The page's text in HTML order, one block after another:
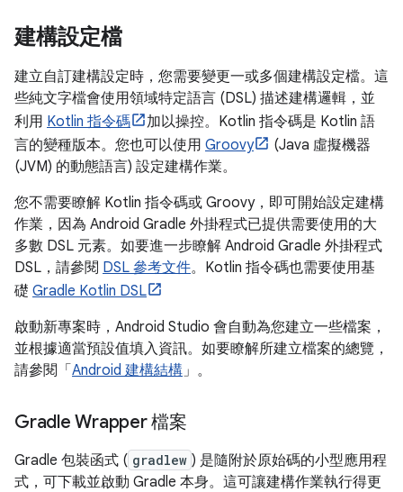
建構設定檔
建立自訂建構設定時，您需要變更一或多個建構設定檔。這
些純文字檔會使用領域特定語言 (DSL) 描述建構邏輯，並
利用 Kotlin 指令碼
加以操控。Kotlin 指令碼是 Kotlin 語
言的變種版本。您也可以使用 Groovy
(Java 虛擬機器
(JVM) 的動態語言) 設定建構作業。
您不需要瞭解 Kotlin 指令碼或 Groovy，即可開始設定建構
作業，因為 Android Gradle 外掛程式已提供需要使用的大
多數 DSL 元素。如要進一步瞭解 Android Gradle 外掛程式
DSL，請參閱 DSL 參考文件。Kotlin 指令碼也需要使用基
礎 Gradle Kotlin DSL
啟動新專案時，Android Studio 會自動為您建立一些檔案，
並根據適當預設值填入資訊。如要瞭解所建立檔案的總覽，
請參閱「 Android 建構結構」。
Gradle Wrapper 檔案
Gradle 包裝函式 ( gradlew ) 是隨附於原始碼的小型應用程
式，可下載並啟動 Gradle 本身。這可讓建構作業執行得更